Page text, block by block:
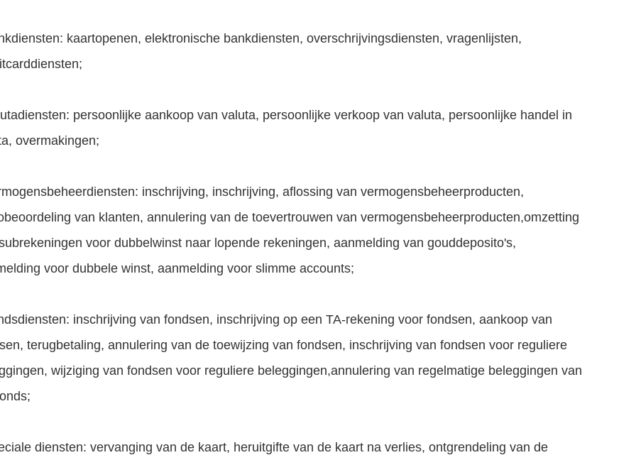
kaartopenen, elektronische bankdiensten, overschrijvingsdiensten, vragenlijsten,
persoonlijke aankoop van valuta, persoonlijke verkoop van valuta, persoonlijke handel in
overmakingen;
inschrijving, inschrijving, aflossing van vermogensbeheerproducten,
van klanten, annulering van de toevertrouwen van vermogensbeheerproducten,omzetting
voor dubbelwinst naar lopende rekeningen, aanmelding van gouddeposito's,
voor dubbele winst, aanmelding voor slimme accounts;
inschrijving van fondsen, inschrijving op een TA-rekening voor fondsen, aankoop van
terugbetaling, annulering van de toewijzing van fondsen, inschrijving van fondsen voor reguliere
wijziging van fondsen voor reguliere beleggingen,annulering van regelmatige beleggingen van
diensten: vervanging van de kaart, heruitgifte van de kaart na verlies, ontgrendeling van de